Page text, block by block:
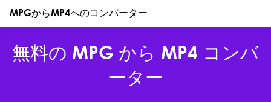
MPGからMP4へのコンバーター
無料の MPG から MP4 コンバ
ーター